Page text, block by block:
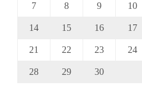
7 8 9 10
14 15 16 17
21 22 23 24
28 29 30